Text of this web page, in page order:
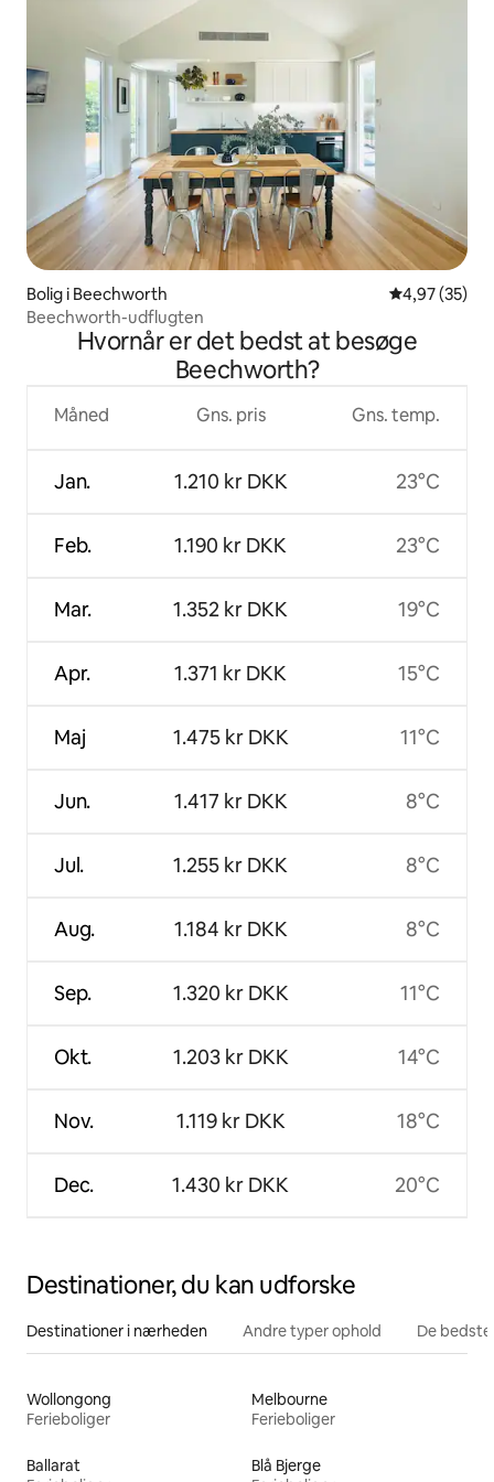
Bolig i Beechworth 4,97 ud af 5 i
4,97 (35)
Beechworth-udflugten
Hvornår er det bedst at besøge
Beechworth?
Måned
Jan.
Feb.
Mar.
Apr.
Maj
Jun.
Jul.
Aug.
Sep.
Okt.
Nov.
Dec.
Gns. pris
1.210 kr DKK
1.190 kr DKK
1.352 kr DKK
1.371 kr DKK
1.475 kr DKK
1.417 kr DKK
1.255 kr DKK
1.184 kr DKK
1.320 kr DKK
1.203 kr DKK
1.119 kr DKK
1.430 kr DKK
Gns. temp.
23°C
23°C
19°C
15°C
11°C
8°C
8°C
8°C
11°C
14°C
18°C
20°C
Destinationer, du kan udforske
Destinationer i nærheden Andre typer ophold De
Wollongong
Ferieboliger
Melbourne
Ferieboliger
Ballarat
Blå Bjerge